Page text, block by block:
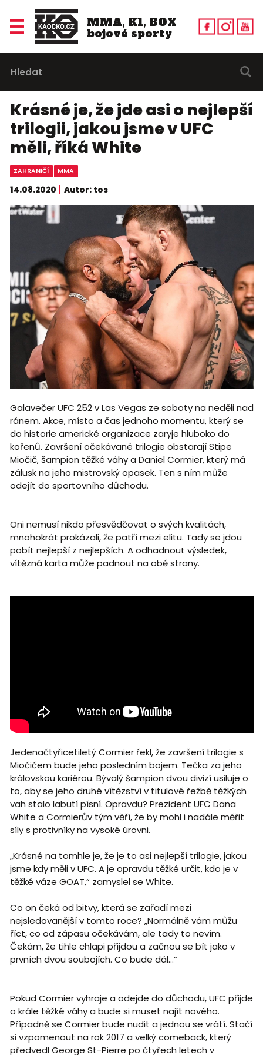
MMA, K1, BOX
bojové sporty
Krásné je, že jde asi o nejlepší
trilogii, jakou jsme v UFC
měli, říká White
ZAHRANIČÍ MMA
14.08.2020 Autor: tos
Galavečer UFC 252 v Las Vegas ze soboty na neděli nad
ránem. Akce, místo a čas jednoho momentu, který se
do historie americké organizace zaryje hluboko do
kořenů. Završení očekávané trilogie obstarají Stipe
Miočič, šampion těžké váhy a Daniel Cormier, který má
zálusk na jeho mistrovský opasek. Ten s ním může
odejít do sportovního důchodu.
Oni nemusí nikdo přesvědčovat o svých kvalitách,
mnohokrát prokázali, že patří mezi elitu. Tady se jdou
pobít nejlepší z nejlepších. A odhadnout výsledek,
vítězná karta může padnout na obě strany.
Jedenačtyřicetiletý Cormier řekl, že završení trilogie s
Miočičem bude jeho posledním bojem. Tečka za jeho
královskou kariérou. Bývalý šampion dvou divizí usiluje o
to, aby se jeho druhé vítězství v titulové řežbě těžkých
vah stalo labutí písní. Opravdu? Prezident UFC Dana
White a Cormierův tým věří, že by mohl i nadále měřit
síly s protivníky na vysoké úrovni.
„Krásné na tomhle je, že je to asi nejlepší trilogie, jakou
jsme kdy měli v UFC. A je opravdu těžké určit, kdo je v
těžké váze GOAT,“ zamyslel se White.
Co on čeká od bitvy, která se zařadí mezi
nejsledovanější v tomto roce? „Normálně vám můžu
říct, co od zápasu očekávám, ale tady to nevím.
Čekám, že tihle chlapi přijdou a začnou se bít jako v
prvních dvou soubojích. Co bude dál...“
Pokud Cormier vyhraje a odejde do důchodu, UFC přijde
o krále těžké váhy a bude si muset najít nového.
Případně se Cormier bude nudit a jednou se vrátí. Stačí
si vzpomenout na rok 2017 a velký comeback, který
předvedl George St-Pierre po čtyřech letech v